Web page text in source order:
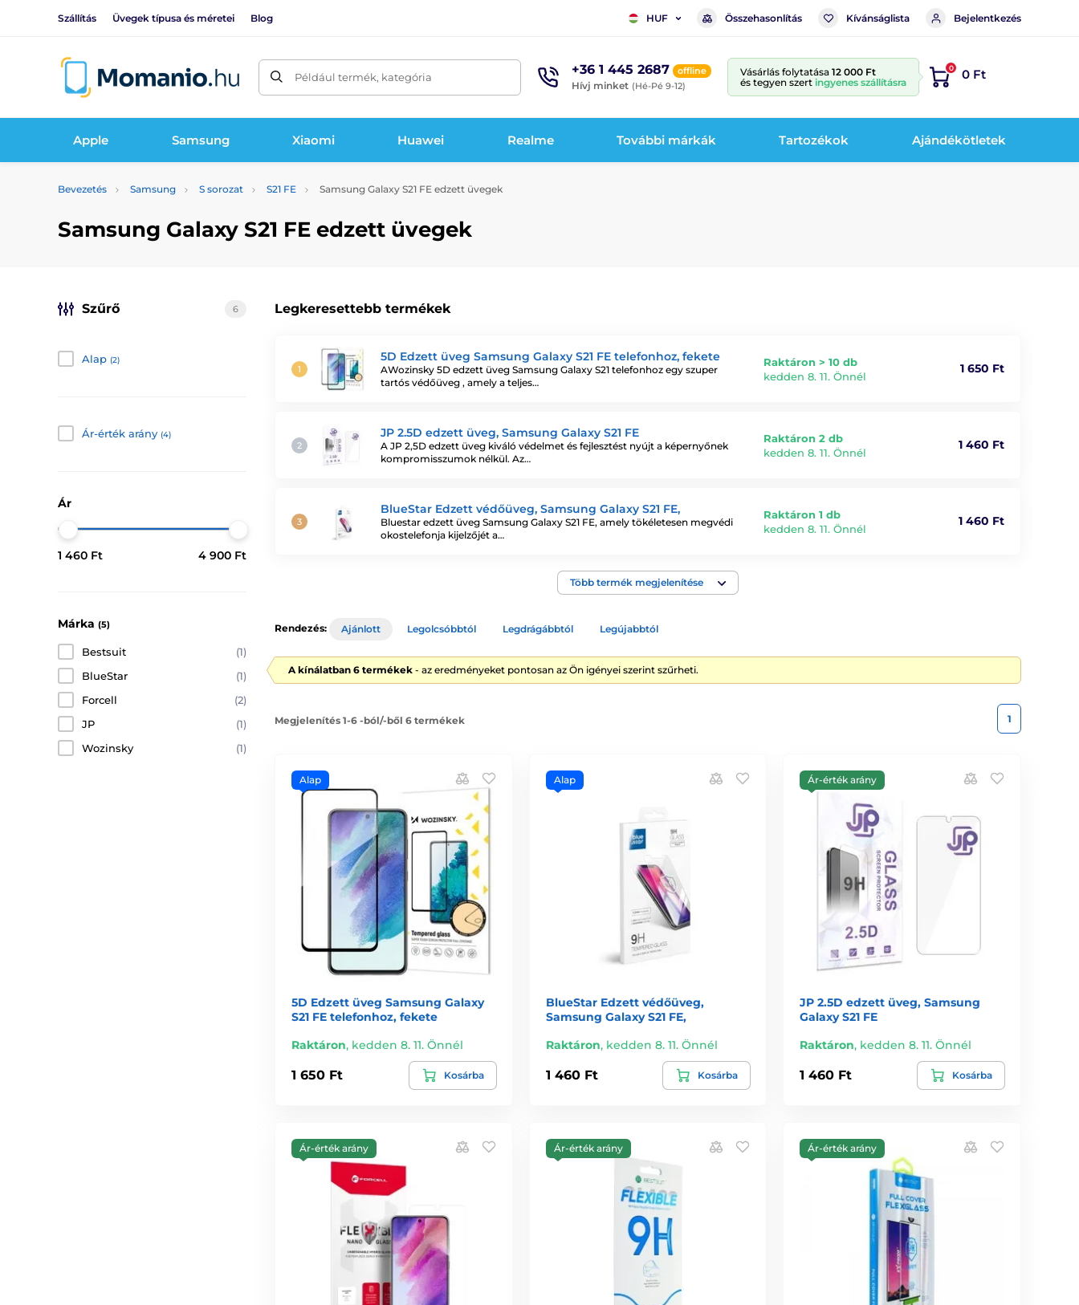
Szállítás Üvegek típusa és méretei Blog HUF Összehasonlítás Kívánságlista Bejelentkezés
Például termék, kategória +36 1 445 2687 offline
Hívj minket (Hé-Pé 9-12)
Vásárlás folytatása 12 000 Ft
és tegyen szert ingyenes szállításra
0 0 Ft
Apple Samsung Xiaomi Huawei Realme További márkák Tartozékok Ajándékötletek
Bevezetés Samsung S sorozat S21 FE Samsung Galaxy S21 FE edzett üvegek
Samsung Galaxy S21 FE edzett üvegek
Legkeresettebb termékek
5D Edzett üveg Samsung Galaxy S21 FE telefonhoz, fekete
AWozinsky 5D edzett üveg Samsung Galaxy S21 telefonhoz egy szuper
tartós védőüveg , amely a teljes…
Raktáron > 10 db
kedden 8. 11. Önnél
1 650 Ft
JP 2.5D edzett üveg, Samsung Galaxy S21 FE
A JP 2,5D edzett üveg kiváló védelmet és fejlesztést nyújt a képernyőnek
kompromisszumok nélkül. Az…
Raktáron 2 db
kedden 8. 11. Önnél
1 460 Ft
BlueStar Edzett védőüveg, Samsung Galaxy S21 FE,
Bluestar edzett üveg Samsung Galaxy S21 FE, amely tökéletesen megvédi
okostelefonja kijelzőjét a…
Raktáron 1 db
kedden 8. 11. Önnél
1 460 Ft
Több termék megjelenítése
Szűrő 6
Alap (2)
Ár-érték arány (4)
Ár
1 460 Ft 4 900 Ft
Márka (5)
Bestsuit
(1)
BlueStar
(1)
Forcell
(2)
JP
(1)
Wozinsky
(1)
Rendezés: Ajánlott Legolcsóbbtól Legdrágábbtól Legújabbtól
A kínálatban 6 termékek - az eredményeket pontosan az Ön igényei szerint szűrheti.
Megjelenítés 1-6 -ból/-ből 6 termékek 1
Alap
5D Edzett üveg Samsung Galaxy
S21 FE telefonhoz, fekete
Raktáron, kedden 8. 11. Önnél
1 650 Ft Kosárba
Alap
BlueStar Edzett védőüveg,
Samsung Galaxy S21 FE,
Raktáron, kedden 8. 11. Önnél
1 460 Ft Kosárba
Ár-érték arány
JP 2.5D edzett üveg, Samsung
Galaxy S21 FE
Raktáron, kedden 8. 11. Önnél
1 460 Ft Kosárba
Ár-érték arány Ár-érték arány Ár-érték arány